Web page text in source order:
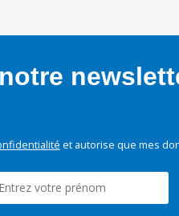
et autorise que mes